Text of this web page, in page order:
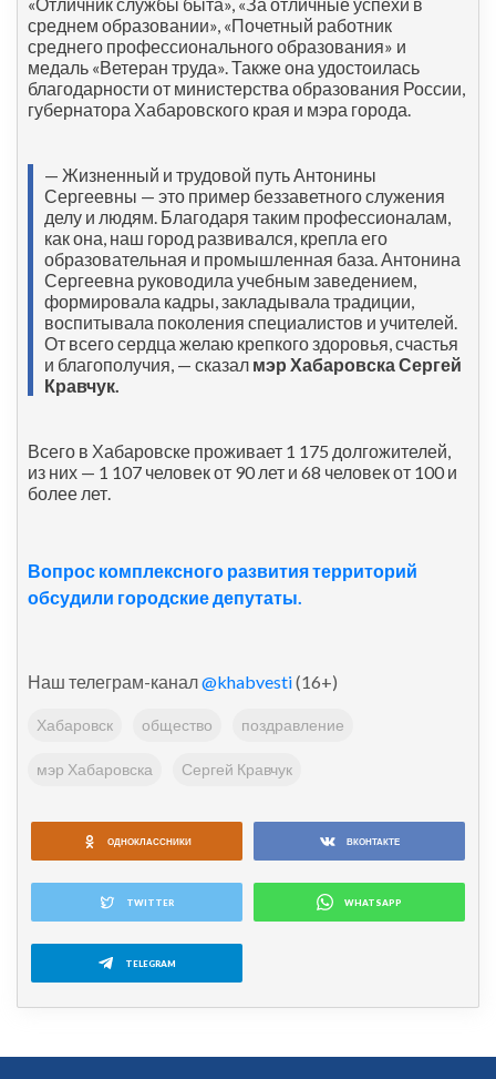
«Отличник службы быта», «За отличные успехи в
среднем образовании», «Почетный работник
среднего профессионального образования» и
медаль «Ветеран труда». Также она удостоилась
благодарности от министерства образования России,
губернатора Хабаровского края и мэра города.
— Жизненный и трудовой путь Антонины
Сергеевны — это пример беззаветного служения
делу и людям. Благодаря таким профессионалам,
как она, наш город развивался, крепла его
образовательная и промышленная база. Антонина
Сергеевна руководила учебным заведением,
формировала кадры, закладывала традиции,
воспитывала поколения специалистов и учителей.
От всего сердца желаю крепкого здоровья, счастья
и благополучия, — сказал мэр Хабаровска Сергей
Кравчук.
Всего в Хабаровске проживает 1 175 долгожителей,
из них — 1 107 человек от 90 лет и 68 человек от 100 и
более лет.
Вопрос комплексного развития территорий
обсудили городские депутаты.
Наш телеграм-канал@khabvesti(16+)
Хабаровск общество поздравление
мэр Хабаровска Сергей Кравчук
ОДНОКЛАССНИКИ ВКОНТАКТЕ
TWITTER WHATSAPP
TELEGRAM